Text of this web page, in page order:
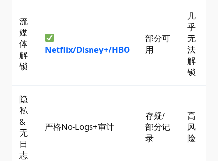
流
媒
体
解
锁
Netflix/Disney+/HBO
部分可
用
几
乎
无
法
解
锁
隐
私
&
无
日
志
严格No-Logs+审计
存疑/
部分记
录
高
风
险